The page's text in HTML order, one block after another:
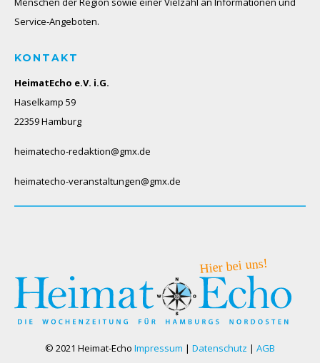
Service-Angeboten.
KONTAKT
HeimatEcho e.V. i.G.
Haselkamp 59
22359 Hamburg
heimatecho-redaktion@gmx.de
heimatecho-veranstaltungen@gmx.de
© 2021 Heimat-Echo Impressum | Datenschutz | AGB